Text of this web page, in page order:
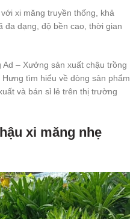
xi măng truyền thống, khả
đa dạng, độ bền cao, thời gian
– Xưởng sản xuất chậu trồng
tìm hiểu về dòng sản phẩm
và bán sỉ lẻ trên thị trường
xi măng nhẹ